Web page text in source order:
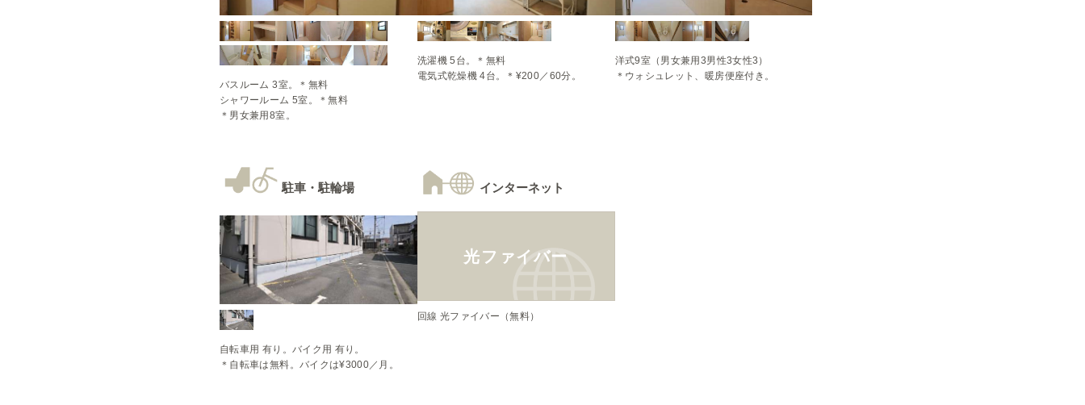
バスルーム 3室。＊無料
シャワールーム 5室。＊無料
＊男女兼用8室。
洗濯機 5台。＊無料
電気式乾燥機 4台。＊¥200／60分。
洋式9室（男女兼用3男性3女性3）
＊ウォシュレット、暖房便座付き。
駐車・駐輪場
自転車用 有り。バイク用 有り。
＊自転車は無料。バイクは¥3000／月。
インターネット
光ファイバー
回線 光ファイバー（無料）